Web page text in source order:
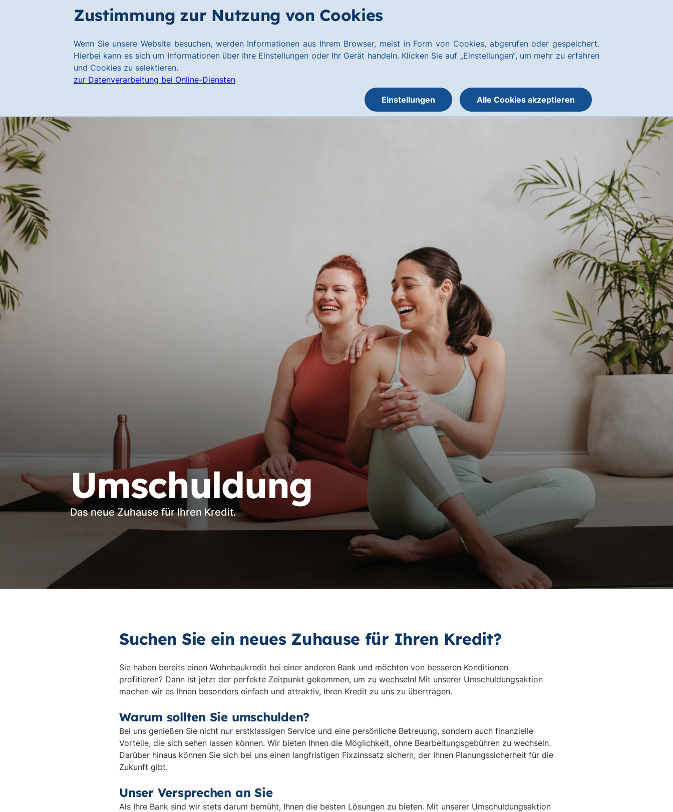
Zustimmung zur Nutzung von Cookies
Wenn Sie unsere Website besuchen, werden Informationen aus Ihrem Browser, meist in Form von Cookies, abgerufen oder gespeichert.
Hierbei kann es sich um Informationen über Ihre Einstellungen oder Ihr Gerät handeln. Klicken Sie auf „Einstellungen“, um mehr zu erfahren
und Cookies zu selektieren.
zur Datenverarbeitung bei Online-Diensten
Alle Cookies akzeptieren
Einstellungen
hausbanking
Umschuldung
Das neue Zuhause für Ihren Kredit.
Suchen Sie ein neues Zuhause für Ihren Kredit?
Sie haben bereits einen Wohnbaukredit bei einer anderen Bank und möchten von besseren Konditionen
profitieren? Dann ist jetzt der perfekte Zeitpunkt gekommen, um zu wechseln! Mit unserer Umschuldungsaktion
machen wir es Ihnen besonders einfach und attraktiv, Ihren Kredit zu uns zu übertragen.
Warum sollten Sie umschulden?
Bei uns genießen Sie nicht nur erstklassigen Service und eine persönliche Betreuung, sondern auch finanzielle
Vorteile, die sich sehen lassen können. Wir bieten Ihnen die Möglichkeit, ohne Bearbeitungsgebühren zu wechseln.
Darüber hinaus können Sie sich bei uns einen langfristigen Fixzinssatz sichern, der Ihnen Planungssicherheit für die
Zukunft gibt.
Unser Versprechen an Sie
Als Ihre Bank sind wir stets darum bemüht, Ihnen die besten Lösungen zu bieten. Mit unserer Umschuldungsaktion